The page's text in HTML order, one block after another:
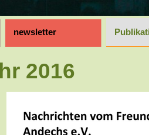
newsletter
2016